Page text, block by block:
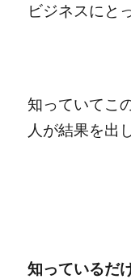
ビジネスにと
知っていてこ
人が結果を出
知っているだ